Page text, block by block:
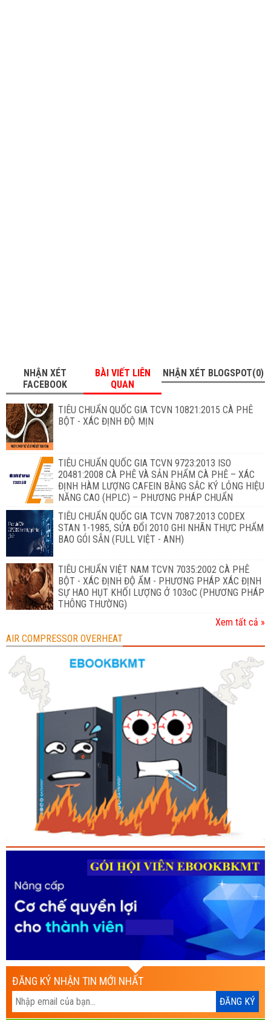
NHẬN XÉT
FACEBOOK
BÀI VIẾT LIÊN
QUAN
NHẬN XÉT BLOGSPOT(0)
TIÊU CHUẨN QUỐC GIA TCVN 10821:2015 CÀ PHÊ
BỘT - XÁC ĐỊNH ĐỘ MỊN
TIÊU CHUẨN QUỐC GIA TCVN 9723:2013 ISO
20481:2008 CÀ PHÊ VÀ SẢN PHẨM CÀ PHÊ – XÁC
ĐỊNH HÀM LƯỢNG CAFEIN BẰNG SẮC KÝ LỎNG HIỆU
NĂNG CAO (HPLC) – PHƯƠNG PHÁP CHUẨN
TIÊU CHUẨN QUỐC GIA TCVN 7087:2013 CODEX
STAN 1-1985, SỬA ĐỔI 2010 GHI NHÃN THỰC PHẨM
BAO GÓI SẴN (FULL VIỆT - ANH)
TIÊU CHUẨN VIỆT NAM TCVN 7035:2002 CÀ PHÊ
BỘT - XÁC ĐỊNH ĐỘ ẨM - PHƯƠNG PHÁP XÁC ĐỊNH
SỰ HAO HỤT KHỐI LƯỢNG Ở 103oC (PHƯƠNG PHÁP
THÔNG THƯỜNG)
Xem tất cả »
AIR COMPRESSOR OVERHEAT
ĐĂNG KÝ NHẬN TIN MỚI NHẤT